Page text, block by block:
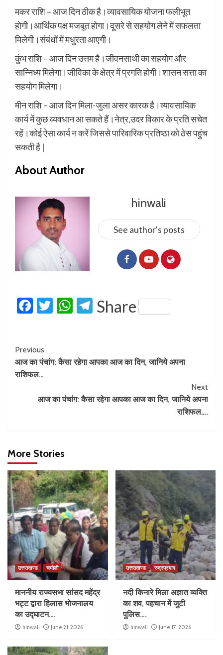
मकर राशि – आज दिन ठीक है।व्यावसायिक योजना फलीभूत
होगी।आर्थिक पक्ष मजबूत होगा।दूसरे से सहयोग लेने में सफलता
मिलेगी।संबंधों में मधुरता आएगी।
कुंभ राशि – आज दिन उत्तम है।जीवनसाथी का सहयोग और
सान्निध्य मिलेगा।जीविका के क्षेत्र में प्रगति होगी।शासन सत्ता का
सहयोग मिलेगा।
मीन राशि – आज दिन मिला-जुला असर कारक है।व्यावसायिक
कार्य में कुछ व्यवधान आ सकते हैं।नेत्र,उदर विकार के प्रति सचेत
रहें।कोई ऐसा कार्य न करें जिससे पारिवारिक प्रतिष्ठा को ठेस पहुंच
सकती है |
About Author
hinwali
See author's posts
Facebook
Twitter
WhatsApp
Telegram
Share
Previous
आज का पंचांग: कैसा रहेगा आपका आज का दिन, जानिये अपना
राशिफल…
Next
आज का पंचांग: कैसा रहेगा आपका आज का दिन, जानिये अपना
राशिफल….
More Stories
उत्तराखण्ड चमोली
माननीय राज्यसभा सांसद महेंद्र
भट्ट द्वारा हिलास भोजनालय
का उद्घाटन….
hinwali June 21, 2026
उत्तराखण्ड रुद्रप्रयाग
नदी किनारे मिला अज्ञात व्यक्ति
का शव, पहचान में जुटी
पुलिस….
hinwali June 17, 2026